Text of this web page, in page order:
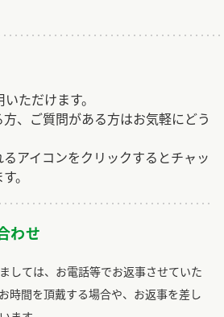
ただけます。
、ご質問がある方はお気軽にどう
アイコンをクリックするとチャッ
。
わせ
しては、お電話等でお返事させていた
時間を頂戴する場合や、お返事を差し